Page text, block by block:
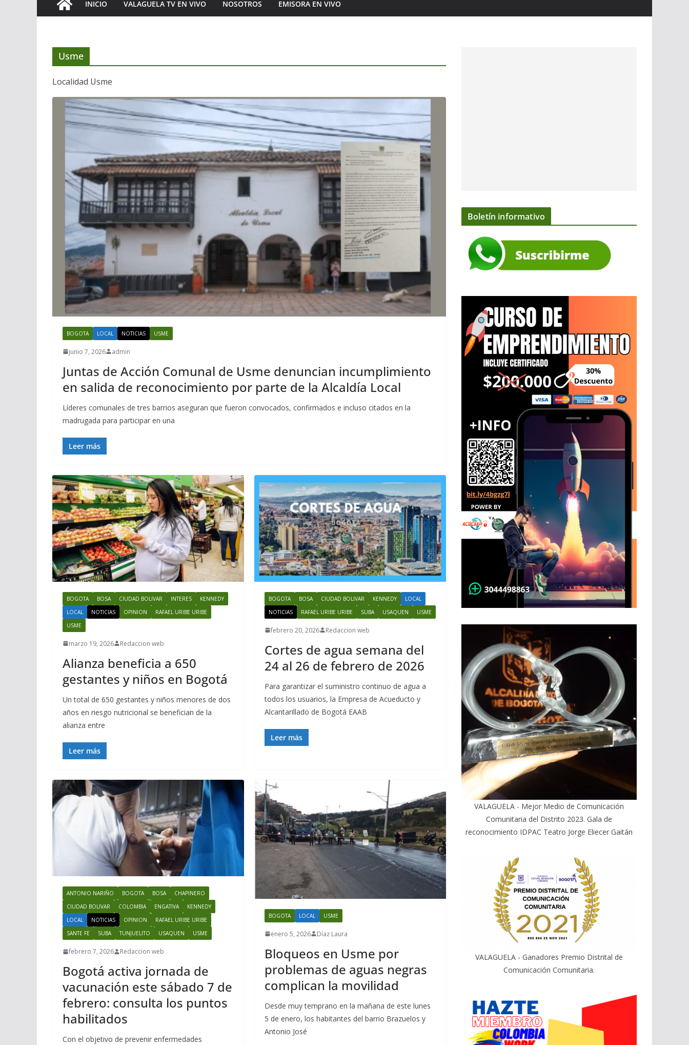
INICIO VALAGUELA TV EN VIVO NOSOTROS EMISORA EN VIVO
Usme
Localidad Usme
BOGOTA LOCAL NOTICIAS USME
junio 7, 2026 admin
Juntas de Acción Comunal de Usme denuncian incumplimiento
en salida de reconocimiento por parte de la Alcaldía Local
Líderes comunales de tres barrios aseguran que fueron convocados, confirmados e incluso citados en la
madrugada para participar en una
Leer más
BOGOTA BOSA CIUDAD BOLIVAR INTERES
KENNEDY
LOCAL
NOTICIAS OPINION
RAFAEL URIBE URIBE
USME
marzo 19, 2026 Redaccion web
Alianza beneficia a 650
gestantes y niños en Bogotá
Un total de 650 gestantes y niños menores de dos
años en riesgo nutricional se benefician de la
alianza entre
Leer más
BOGOTA BOSA CIUDAD BOLIVAR KENNEDY
LOCAL
NOTICIAS
RAFAEL URIBE URIBE SUBA USAQUEN USME
febrero 20, 2026 Redaccion web
Cortes de agua semana del
24 al 26 de febrero de 2026
Para garantizar el suministro continuo de agua a
todos los usuarios, la Empresa de Acueducto y
Alcantarillado de Bogotá EAAB
Leer más
ANTONIO NARIÑO BOGOTA BOSA
CHAPINERO
CIUDAD BOLIVAR
COLOMBIA ENGATIVA
KENNEDY
LOCAL
NOTICIAS OPINION
RAFAEL URIBE URIBE
SANTE FE
SUBA TUNJUELITO USAQUEN USME
febrero 7, 2026 Redaccion web
Bogotá activa jornada de
vacunación este sábado 7 de
febrero: consulta los puntos
habilitados
Con el objetivo de prevenir enfermedades
BOGOTA LOCAL USME
enero 5, 2026 Díaz Laura
Bloqueos en Usme por
problemas de aguas negras
complican la movilidad
Desde muy temprano en la mañana de este lunes
5 de enero, los habitantes del barrio Brazuelos y
Antonio José
Boletín informativo
VALAGUELA - Mejor Medio de Comunicación
Comunitaria del Distrito 2023. Gala de
reconocimiento IDPAC Teatro Jorge Eliecer Gaitán
VALAGUELA - Ganadores Premio Distrital de
Comunicación Comunitaria.